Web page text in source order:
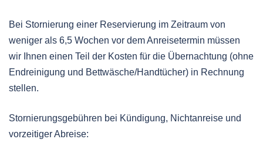
Bei Stornierung einer Reservierung im Zeitraum von
weniger als 6,5 Wochen vor dem Anreisetermin müssen
wir Ihnen einen Teil der Kosten für die Übernachtung (ohne
Endreinigung und Bettwäsche/Handtücher) in Rechnung
stellen.
Stornierungsgebühren bei Kündigung, Nichtanreise und
vorzeitiger Abreise: